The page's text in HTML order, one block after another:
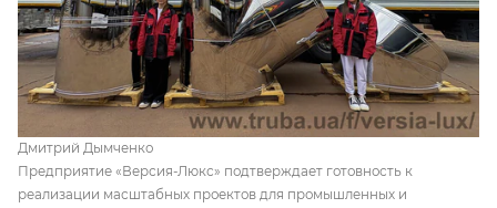
Дмитрий Дымченко
Предприятие «Версия-Люкс» подтверждает готовность к
реализации масштабных проектов для промышленных и